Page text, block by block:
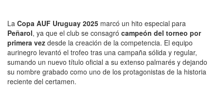
La Copa AUF Uruguay 2025 marcó un hito especial para
Peñarol, ya que el club se consagró campeón del torneo por
primera vez desde la creación de la competencia. El equipo
aurinegro levantó el trofeo tras una campaña sólida y regular,
sumando un nuevo título oficial a su extenso palmarés y dejando
su nombre grabado como uno de los protagonistas de la historia
reciente del certamen.